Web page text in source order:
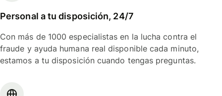
Personal a tu disposición, 24/7
Con más de 1000 especialistas en la lucha contra el
fraude y ayuda humana real disponible cada minuto,
estamos a tu disposición cuando tengas preguntas.